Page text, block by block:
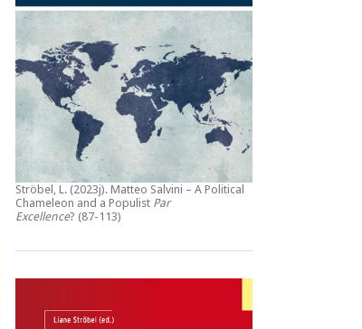
Ströbel, L. (2023j). Matteo Salvini – A Political
Chameleon and a Populist Par
Excellence? (87-113)